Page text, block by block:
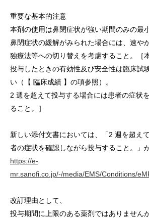
重要な基本的注意
本剤の使用は鼻閉症状が強い期間のみの最
鼻閉症状の緩解がみられた場合には、速や
独療法等への切り替えを考慮すること。［
投与したときの有効性及び安全性は臨床試
い（【 臨床成績 】の項参照）。
2 週を超えて投与する場合には患者の症状
ること。］
新しい添付文書においては、「2 週を超え
者の症状を確認しながら投与すること。」
https://e-
mr.sanofi.co.jp/-/media/EMS/Conditions/
改訂理由として、
投与期間に上限のある薬剤ではありません